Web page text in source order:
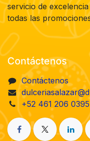
servicio de
todas las
Contáctenos
Contáctenos
+52 461 206 0395